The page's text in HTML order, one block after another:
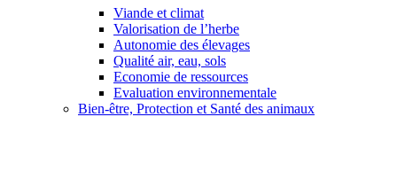
Viande et climat
Valorisation de l’herbe
Autonomie des élevages
Qualité air, eau, sols
Economie de ressources
Evaluation environnementale
Bien-être, Protection et Santé des animaux